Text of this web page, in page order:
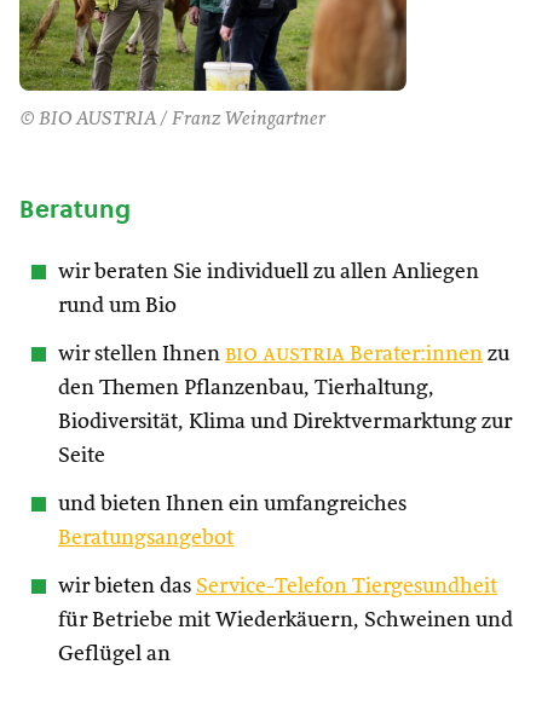
© BIO AUSTRIA / Franz Weingartner
Beratung
wir beraten Sie individuell zu allen Anliegen
rund um Bio
wir stellen Ihnen bio austria Berater:innen zu
den Themen Pflanzenbau, Tierhaltung,
Biodiversität, Klima und Direktvermarktung zur
Seite
und bieten Ihnen ein umfangreiches
Beratungsangebot
wir bieten das Service-Telefon Tiergesundheit
für Betriebe mit Wiederkäuern, Schweinen und
Geflügel an